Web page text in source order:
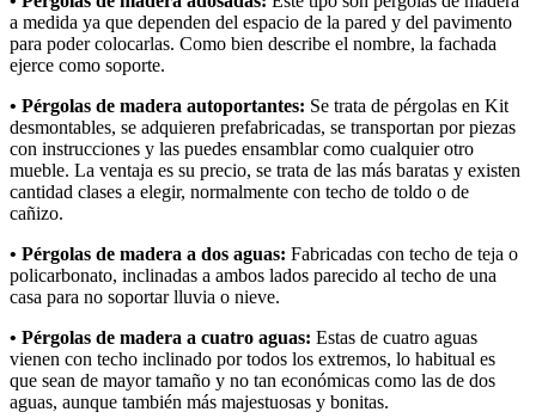
a medida ya que dependen del espacio de la pared y del pavimento
para poder colocarlas. Como bien describe el nombre, la fachada
ejerce como soporte.
• Pérgolas de madera autoportantes: Se trata de pérgolas en Kit
desmontables, se adquieren prefabricadas, se transportan por piezas
con instrucciones y las puedes ensamblar como cualquier otro
mueble. La ventaja es su precio, se trata de las más baratas y existen
cantidad clases a elegir, normalmente con techo de toldo o de
cañizo.
• Pérgolas de madera a dos aguas: Fabricadas con techo de teja o
policarbonato, inclinadas a ambos lados parecido al techo de una
casa para no soportar lluvia o nieve.
• Pérgolas de madera a cuatro aguas: Estas de cuatro aguas
vienen con techo inclinado por todos los extremos, lo habitual es
que sean de mayor tamaño y no tan económicas como las de dos
aguas, aunque también más majestuosas y bonitas.